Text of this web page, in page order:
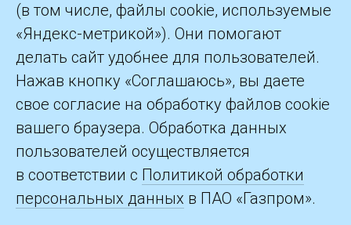
©2026 ПАО «Газпром»
Контакты
(в том числе, файлы cookie, используемые
«Яндекс-метрикой»). Они помогают
делать сайт удобнее для пользователей.
Нажав кнопку «Соглашаюсь», вы даете
свое согласие на обработку файлов cookie
вашего браузера. Обработка данных
пользователей осуществляется
в соответствии с Политикой обработки
персональных данных в ПАО «Газпром».